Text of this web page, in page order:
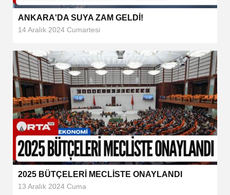
ANKARA'DA SUYA ZAM GELDİ!
14 Aralık 2024 Cumartesi
2025 BÜTÇELERİ MECLİSTE ONAYLANDI
13 Aralık 2024 Cuma